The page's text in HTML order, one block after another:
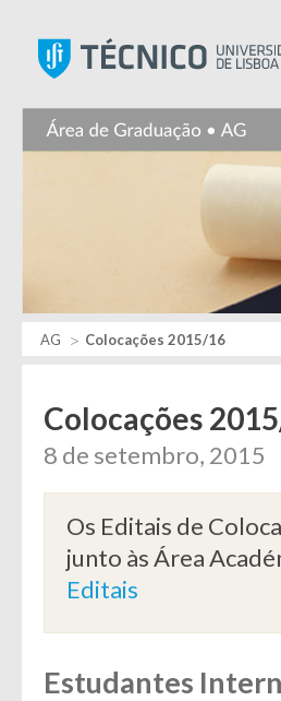
AG Colocações 2015/16
Colocações
8 de setembro, 2015
Os Editais de
junto às Área
Editais
Estudantes